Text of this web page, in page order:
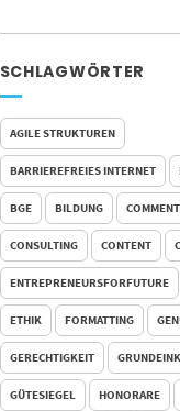
SCHLAGWÖRTER
AGILE STRUKTUREN
BARRIEREFREIES INTERNET
BGE BILDUNG
CONSULTING CONTENT
ENTREPRENEURSFORFUTURE
ETHIK FORMATTING
GERECHTIGKEIT
GÜTESIEGEL HONORARE